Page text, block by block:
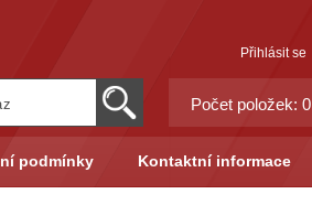
Přihlásit se
Počet položek: 0
podmínky Kontaktní informace